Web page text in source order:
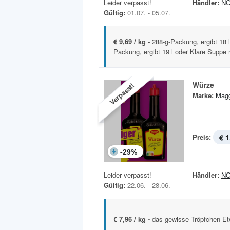
Leider verpasst!
Gültig: 01.07. - 05.07.
Händler:
€ 9,69 / kg - 288-g-Packung, ergibt 18
Packung, ergibt 19 l oder Klare Suppe
Verpasst!
-29%
Würze
Marke:
Preis: €
Leider verpasst!
Gültig: 22.06. - 28.06.
Händler:
€ 7,96 / kg - das gewisse Tröpfchen